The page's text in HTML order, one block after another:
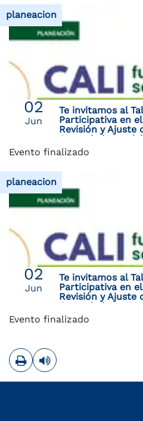
planeacion
02
Jun
Te invitamos al
Participativa en
Revisión y Ajuste
Corregimiento
Evento finalizado
planeacion
02
Jun
Te invitamos al
Participativa en
Revisión y Ajuste
Corregimiento
Evento finalizado
ImprimirLeer contenido